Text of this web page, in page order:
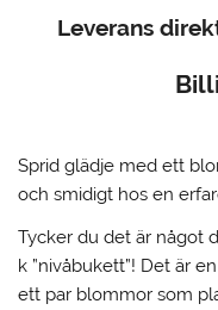
Leverans
Sprid glädje med ett
och smidigt hos en
Tycker du det är något
k ”nivåbukett”! Det är
ett par blommor som